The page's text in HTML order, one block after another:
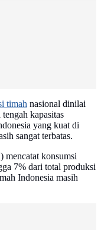
timah nasional dinilai
kapasitas
yang kuat di
sangat terbatas.
mencatat konsumsi
7% dari total produksi
Indonesia masih